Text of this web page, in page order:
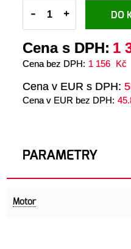
- + DO
Cena s DPH: 1
Cena bez DPH: 1 156 Kč
Cena v EUR s DPH:
Cena v EUR bez DPH:
PARAMETRY
Motor